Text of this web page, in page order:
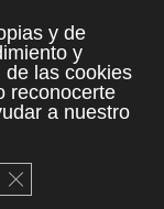
y de
y
de las cookies
reconocerte
a nuestro
Cerrar el banner de